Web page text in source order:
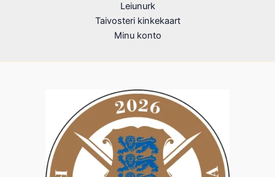
Leiunurk
Taivosteri kinkekaart
Minu konto